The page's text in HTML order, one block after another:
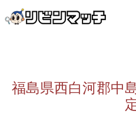
福島県西白河郡中